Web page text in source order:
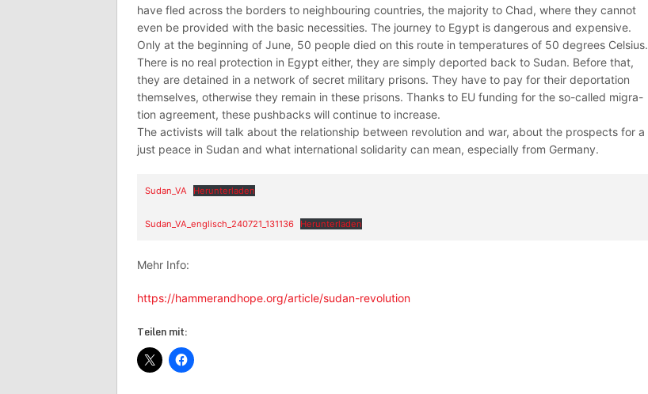
have fled across the borders to neighbouring countries, the majority to Chad, where they cannot
even be provided with the basic necessities. The journey to Egypt is dangerous and expensive.
Only at the beginning of June, 50 people died on this route in temperatures of 50 degrees Celsius.
There is no real protection in Egypt either, they are simply deported back to Sudan. Before that,
they are detained in a network of secret military prisons. They have to pay for their deportation
themselves, otherwise they remain in these prisons. Thanks to EU funding for the so-called migra-
tion agreement, these pushbacks will continue to increase.
The activists will talk about the relationship between revolution and war, about the prospects for a
just peace in Sudan and what international solidarity can mean, especially from Germany.
Sudan_VA Herunterladen
Sudan_VA_englisch_240721_131136 Herunterladen
Mehr Info:
https://hammerandhope.org/article/sudan-revolution
Teilen mit: